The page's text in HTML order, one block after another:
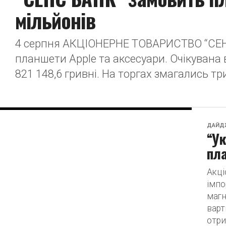
мільйонів
4 серпня АКЦІОНЕРНЕ ТОВАРИСТВО
планшети Apple та аксесуари. Очікувана
821 148,6 гривні. На торгах змагались